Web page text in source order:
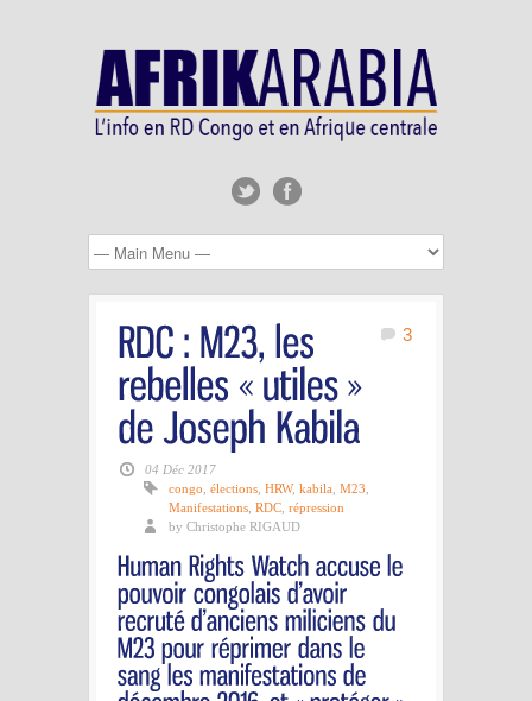
3
04 Déc 2017
congo élections HRW, kabila M23
Manifestations RDC répression
by Christophe RIGAUD